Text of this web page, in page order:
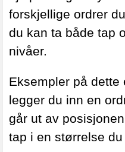
forskjellige ordrer
du kan ta både tap
nivåer.
Eksempler på dette
legger du inn en
går ut av
tap i en størrelse